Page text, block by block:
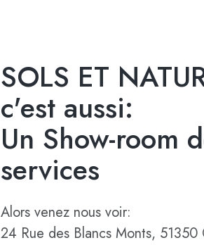
SOLS ET
c'est aussi:
Un Show-room
services
Alors venez nous voir:
24 Rue des Blancs Monts, 51350